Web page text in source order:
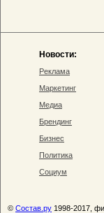
Новости:
Реклама
Маркетинг
Медиа
Брендинг
Бизнес
Политика
Социум
© Состав.ру 1998-2017,